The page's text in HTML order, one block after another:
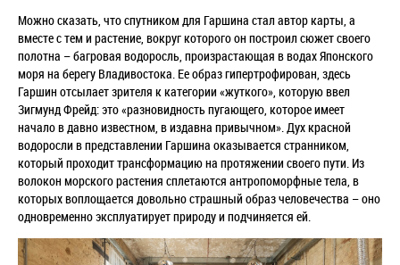
Можно сказать, что спутником для Гаршина стал автор карты, а
вместе с тем и растение, вокруг которого он построил сюжет своего
полотна – багровая водоросль, произрастающая в водах Японского
моря на берегу Владивостока. Ее образ гипертрофирован, здесь
Гаршин отсылает зрителя к категории «жуткого», которую ввел
Зигмунд Фрейд: это «разновидность пугающего, которое имеет
начало в давно известном, в издавна привычном». Дух красной
водоросли в представлении Гаршина оказывается странником,
который проходит трансформацию на протяжении своего пути. Из
волокон морского растения сплетаются антропоморфные тела, в
которых воплощается довольно страшный образ человечества – оно
одновременно эксплуатирует природу и подчиняется ей.